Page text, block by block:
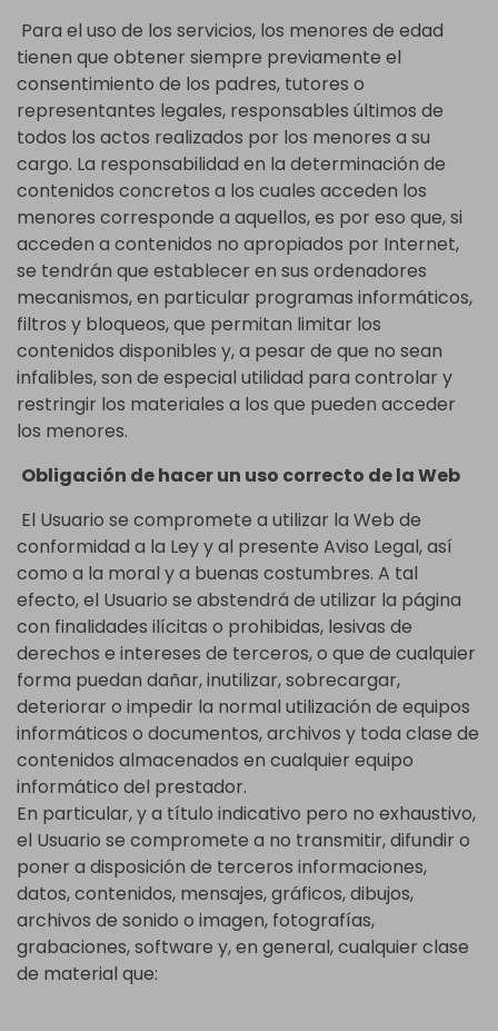
Para el uso de los servicios, los menores de edad
tienen que obtener siempre previamente el
consentimiento de los padres, tutores o
representantes legales, responsables últimos de
todos los actos realizados por los menores a su
cargo. La responsabilidad en la determinación de
contenidos concretos a los cuales acceden los
menores corresponde a aquellos, es por eso que, si
acceden a contenidos no apropiados por Internet,
se tendrán que establecer en sus ordenadores
mecanismos, en particular programas informáticos,
filtros y bloqueos, que permitan limitar los
contenidos disponibles y, a pesar de que no sean
infalibles, son de especial utilidad para controlar y
restringir los materiales a los que pueden acceder
los menores.
Obligación de hacer un uso correcto de la Web
El Usuario se compromete a utilizar la Web de
conformidad a la Ley y al presente Aviso Legal, así
como a la moral y a buenas costumbres. A tal
efecto, el Usuario se abstendrá de utilizar la página
con finalidades ilícitas o prohibidas, lesivas de
derechos e intereses de terceros, o que de cualquier
forma puedan dañar, inutilizar, sobrecargar,
deteriorar o impedir la normal utilización de equipos
informáticos o documentos, archivos y toda clase de
contenidos almacenados en cualquier equipo
informático del prestador.
En particular, y a título indicativo pero no exhaustivo,
el Usuario se compromete a no transmitir, difundir o
poner a disposición de terceros informaciones,
datos, contenidos, mensajes, gráficos, dibujos,
archivos de sonido o imagen, fotografías,
grabaciones, software y, en general, cualquier clase
de material que: